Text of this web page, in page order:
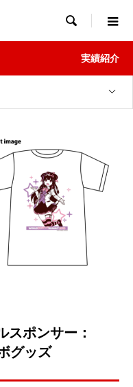

実績紹介
スポンサー：
グッズ